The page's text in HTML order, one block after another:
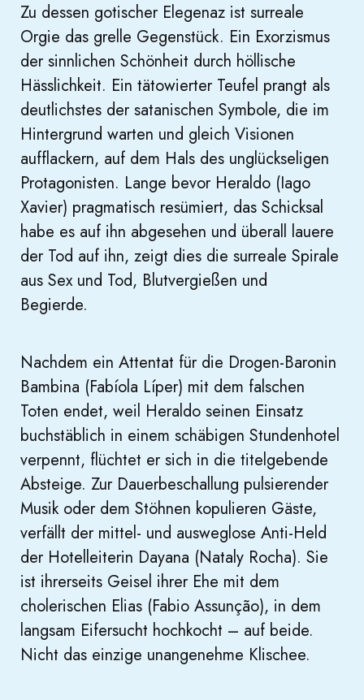
Zu dessen gotischer Elegenaz ist surreale
Orgie das grelle Gegenstück. Ein Exorzismus
der sinnlichen Schönheit durch höllische
Hässlichkeit. Ein tätowierter Teufel prangt als
deutlichstes der satanischen Symbole, die im
Hintergrund warten und gleich Visionen
aufflackern, auf dem Hals des unglückseligen
Protagonisten. Lange bevor Heraldo (Iago
Xavier) pragmatisch resümiert, das Schicksal
habe es auf ihn abgesehen und überall lauere
der Tod auf ihn, zeigt dies die surreale Spirale
aus Sex und Tod, Blutvergießen und
Begierde.
Nachdem ein Attentat für die Drogen-Baronin
Bambina (Fabíola Líper) mit dem falschen
Toten endet, weil Heraldo seinen Einsatz
buchstäblich in einem schäbigen Stundenhotel
verpennt, flüchtet er sich in die titelgebende
Absteige. Zur Dauerbeschallung pulsierender
Musik oder dem Stöhnen kopulieren Gäste,
verfällt der mittel- und ausweglose Anti-Held
der Hotelleiterin Dayana (Nataly Rocha). Sie
ist ihrerseits Geisel ihrer Ehe mit dem
cholerischen Elias (Fabio Assunção), in dem
langsam Eifersucht hochkocht – auf beide.
Nicht das einzige unangenehme Klischee.